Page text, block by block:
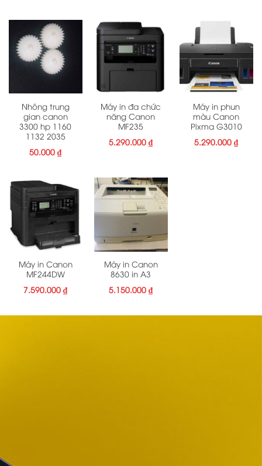
Nhông trung
gian canon
3300 hp 1160
1132 2035
50.000₫
Máy in đa chức
năng Canon
MF235
5.290.000₫
Máy in phun
màu Canon
Pixma G3010
5.290.000₫
Máy in Canon
MF244DW
7.590.000₫
Máy in Canon
8630 in A3
5.150.000₫